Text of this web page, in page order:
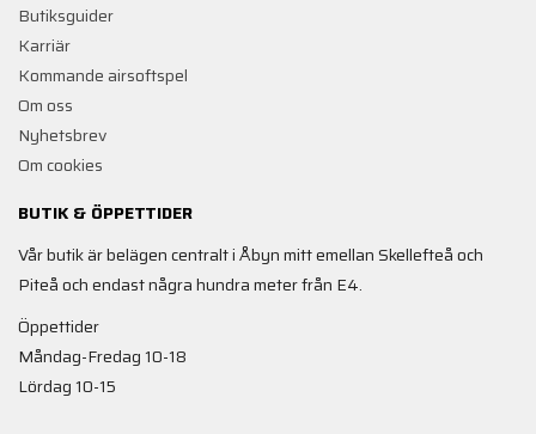
Butiksguider
Karriär
Kommande airsoftspel
Om oss
Nyhetsbrev
Om cookies
BUTIK & ÖPPETTIDER
Vår butik är belägen centralt i Åbyn mitt emellan Skellefteå och
Piteå och endast några hundra meter från E4.
Öppettider
Måndag-Fredag 10-18
Lördag 10-15